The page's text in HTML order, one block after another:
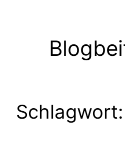
Schlagwort: